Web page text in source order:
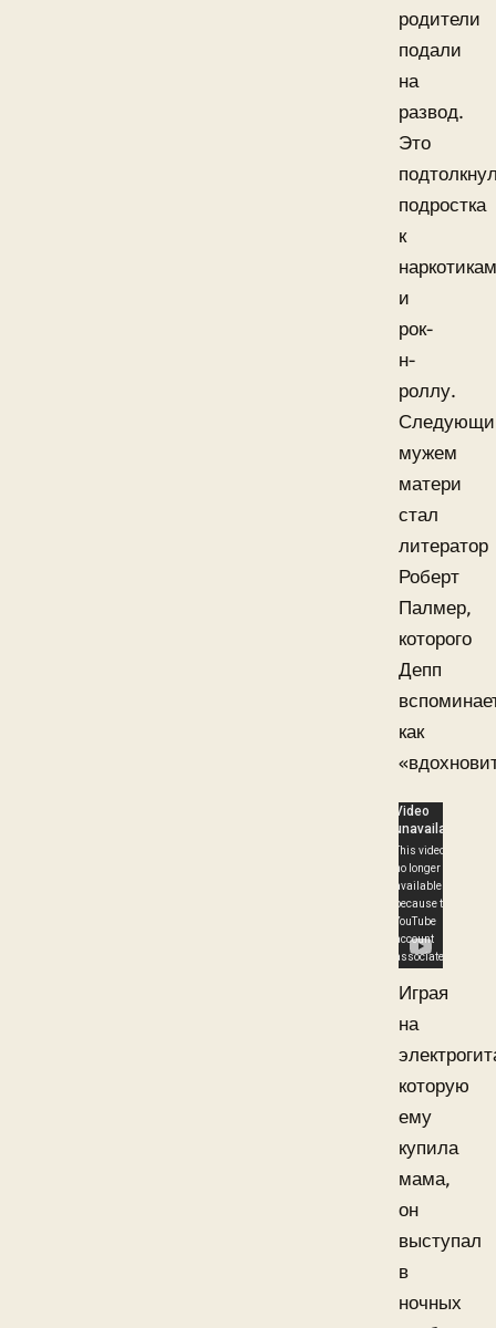
родители
подали
на
развод.
Это
подростка
к
наркотикам
и
рок-
н-
роллу.
мужем
матери
стал
литератор
Роберт
Палмер,
которого
Депп
как
Играя
на
которую
ему
купила
мама,
он
выступал
в
ночных